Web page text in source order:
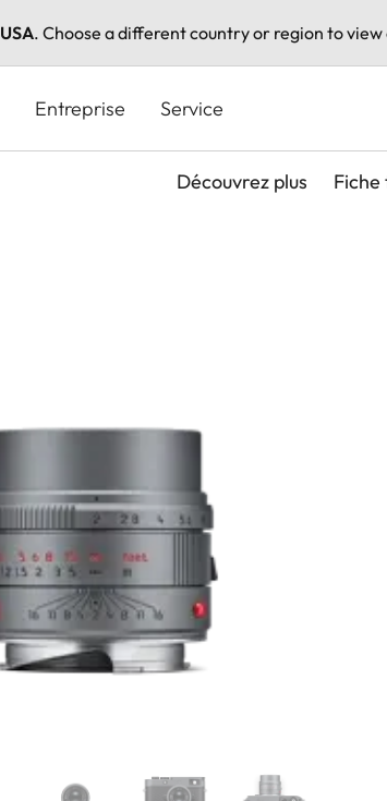
USA. Choose a different country or region to
Entreprise Service
Découvrez plus Fiche